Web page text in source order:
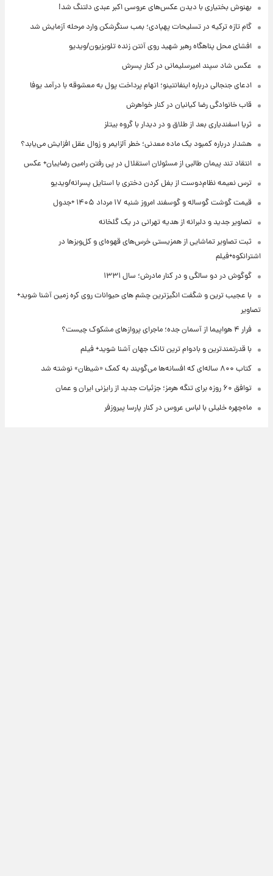
بهنوش بختیاری با دیدن عکس‌های عروسی اکبر عبدی دلتنگ شد!
گام تازه ترکیه در تسلیحات پهپادی؛ بمب سنگرشکن وارد مرحله آزمایش شد
افشای محل پناهگاه‌ رهبر شهید روی آنتن زنده تلویزیون/ویدیو
عکس شاد سپند امیرسلیمانی در کنار پسرش
ادعای جنجالی درباره اینفانتینو؛ اتهام پرداخت پول به معشوقه با درآمد یوفا
قاب خانوادگی رضا کیانیان در کنار خواهرش
ثریا اسفندیاری بعد از طلاق و در دیدار با گروه بیتلز
هشدار درباره کمبود یک ماده معدنی؛ خطر آلزایمر و زوال عقل افزایش می‌یابد؟
انتقاد تند پیمان طالبی از مسئولان استقلال در پی رفتن رامین رضاییان+ عکس
ترس نعیمه نظام‌دوست از بغل کردن دختری با استایل پسرانه/ویدیو
قیمت گوشت گوساله و گوسفند امروز شنبه ۱۷ مرداد ۱۴۰۵ +جدول
تصاویر جدید و دلبرانه از هدیه تهرانی در یک گلخانه
ثبت تصاویر تماشایی از همزیستی خرس‌های قهوه‌ای و کل‌وبزها در
اشترانکوه+فیلم
گوگوش در دو سالگی و در کنار مادرش؛ سال ۱۳۳۱
با عجیب ترین و شگفت انگیزترین چشم های حیوانات روی کره زمین آشنا شوید+
تصاویر
فرار ۴ هواپیما از آسمان جده؛ ماجرای پروازهای مشکوک چیست؟
با قدرتمندترین و بادوام ترین تانک جهان آشنا شوید+ فیلم
کتاب ۸۰۰ ساله‌ای که افسانه‌ها می‌گویند به کمک «شیطان» نوشته شد
توافق ۶۰ روزه برای تنگه هرمز؛ جزئیات جدید از رایزنی ایران و عمان
ماه‌چهره خلیلی با لباس عروس در کنار پارسا پیروزفر